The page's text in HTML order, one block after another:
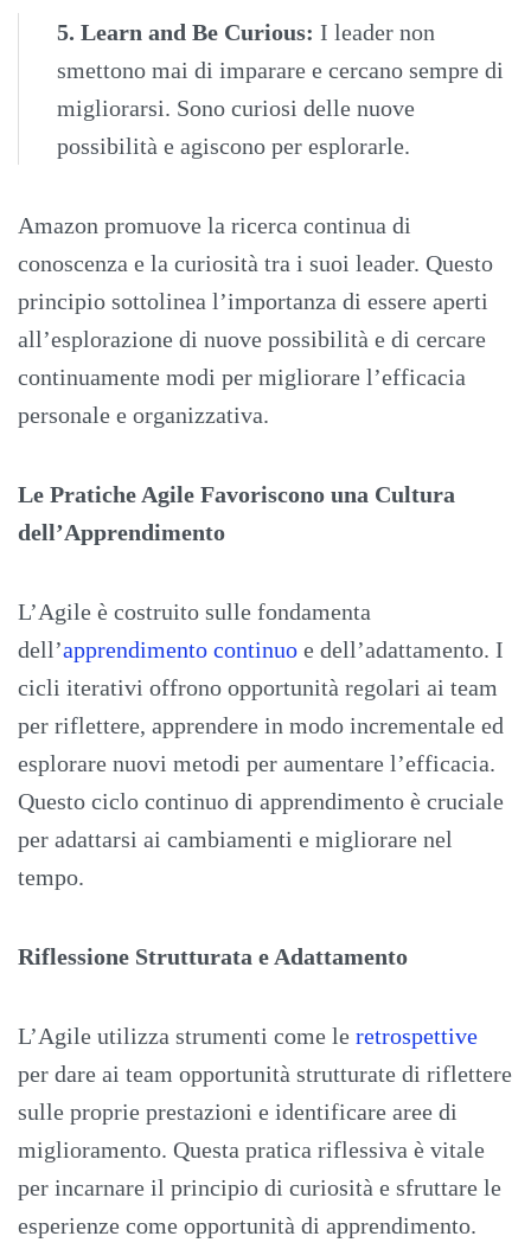
5. Learn and Be Curious: I leader non
smettono mai di imparare e cercano sempre di
migliorarsi. Sono curiosi delle nuove
possibilità e agiscono per esplorarle.
Amazon promuove la ricerca continua di
conoscenza e la curiosità tra i suoi leader. Questo
principio sottolinea l’importanza di essere aperti
all’esplorazione di nuove possibilità e di cercare
continuamente modi per migliorare l’efficacia
personale e organizzativa.
Le Pratiche Agile Favoriscono una Cultura
dell’Apprendimento
L’Agile è costruito sulle fondamenta
dell’apprendimento continuo e dell’adattamento. I
cicli iterativi offrono opportunità regolari ai team
per riflettere, apprendere in modo incrementale ed
esplorare nuovi metodi per aumentare l’efficacia.
Questo ciclo continuo di apprendimento è cruciale
per adattarsi ai cambiamenti e migliorare nel
tempo.
Riflessione Strutturata e Adattamento
L’Agile utilizza strumenti come le retrospettive
per dare ai team opportunità strutturate di riflettere
sulle proprie prestazioni e identificare aree di
miglioramento. Questa pratica riflessiva è vitale
per incarnare il principio di curiosità e sfruttare le
esperienze come opportunità di apprendimento.